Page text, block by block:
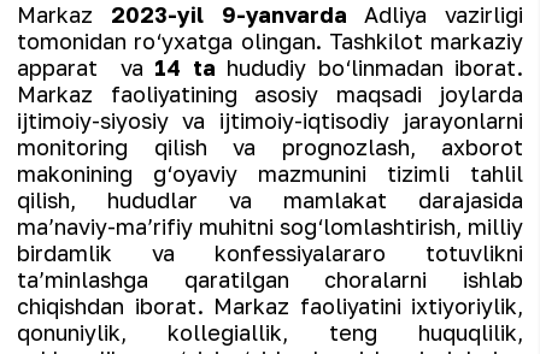
Markaz 2023-yil 9-yanvarda Adliya vazirligi
tomonidan ro‘yxatga olingan. Tashkilot markaziy
apparat va 14 ta hududiy bo‘linmadan iborat.
Markaz faoliyatining asosiy maqsadi joylarda
ijtimoiy-siyosiy va ijtimoiy-iqtisodiy jarayonlarni
monitoring qilish va prognozlash, axborot
makonining g‘oyaviy mazmunini tizimli tahlil
qilish, hududlar va mamlakat darajasida
ma’naviy-ma’rifiy muhitni sog‘lomlashtirish, milliy
birdamlik va konfessiyalararo totuvlikni
ta’minlashga qaratilgan choralarni ishlab
chiqishdan iborat. Markaz faoliyatini ixtiyoriylik,
qonuniylik, kollegiallik, teng huquqlilik,